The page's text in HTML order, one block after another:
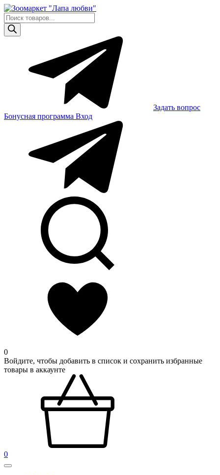
Skip
to
content
Поиск
товаров
Задать вопрос
Бонусная программа Вход
0
Войдите, чтобы добавить в список и сохранить избранные
товары в аккаунте
0